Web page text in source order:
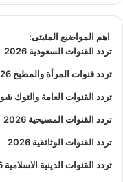
اهم المواضيع المثبتى:
تردد القنوات السعودية 2026
تردد قنوات المرأة والمطبخ 2026
تردد القنوات العامة والتوك شو 2026
تردد القنوات المسيحية 2026
تردد القنوات الوثائقية 2026
تردد القنوات الدينية الاسلامية 2026